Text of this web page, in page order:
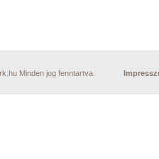
Minden jog fenntartva.